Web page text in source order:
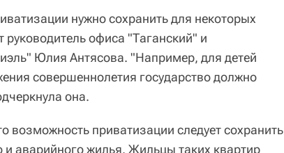
нужно сохранить для некоторых
руководитель офиса "Таганский" и
Юлия Антясова. "Например, для детей
совершеннолетия государство должно
она.
возможность приватизации следует сохранить
и аварийного жилья. Жильцы таких квартир